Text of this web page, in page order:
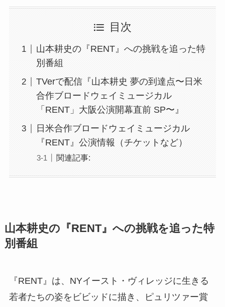
目次
山本耕史の『RENT』への挑戦を追った特
別番組
TVerで配信『山本耕史 夢の到達点〜日米
合作ブロードウェイミュージカル
「RENT」大阪公演開幕直前 SP〜』
日米合作ブロードウェイミュージカル
『RENT』公演情報（チケットなど）
関連記事:
山本耕史の『RENT』への挑戦を追った特
別番組
『RENT』は、NYイースト・ヴィレッジに生きる
若者たちの姿をビビッドに描き、ピュリツァー賞